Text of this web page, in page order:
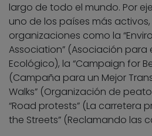
largo de todo el mundo. Por
uno de los países más
organizaciones como la
Association” (Asociación para
Ecológico), la “Campaign for
(Campaña para un Mejor
Walks” (Organización de
“Road protests” (La carretera
the Streets” (Reclamando las